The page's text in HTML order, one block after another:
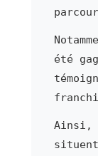
été
Ainsi,